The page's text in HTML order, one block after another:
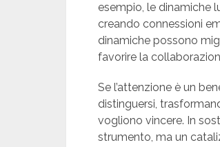
esempio, le dinamiche
creando connessioni
dinamiche possono
favorire la
Se l’attenzione è un
distinguersi,
vogliono vincere. In
strumento, ma un